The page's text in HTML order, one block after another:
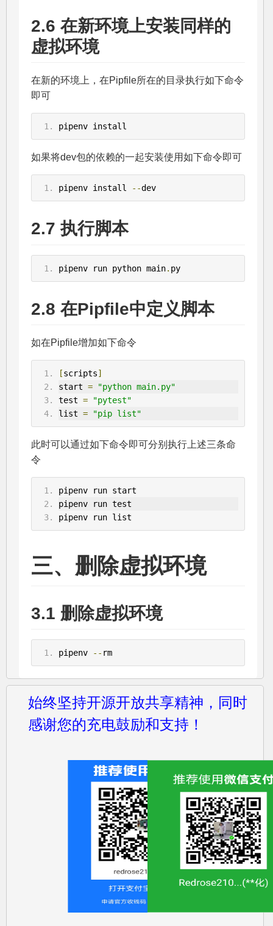
2.6 在新环境上安装同样的
虚拟环境
在新的环境上，在Pipfile所在的目录执行如下命令
即可
pipenv install
如果将dev包的依赖的一起安装使用如下命令即可
pipenv install --dev
2.7 执行脚本
pipenv run python main. py
2.8 在Pipfile中定义脚本
如在Pipfile增加如下命令
[scripts]
start =
"python main.py"
test =
"pytest"
list = "pip list"
此时可以通过如下命令即可分别执行上述三条命
令
pipenv run start
pipenv run test
pipenv run list
三、删除虚拟环境
3.1 删除虚拟环境
pipenv -- rm
始终坚持开源开放共享精神，同时
感谢您的充电鼓励和支持！